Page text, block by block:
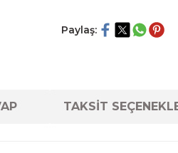
Paylaş:
TAKSİT